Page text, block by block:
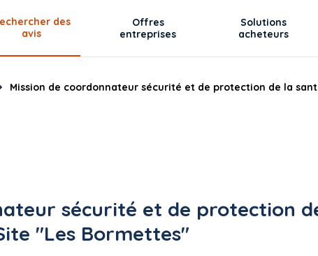
des
avis
Offres
entreprises
Solutions
acheteurs
Mission de coordonnateur sécurité et de protection de la
sécurité et de protection
"Les Bormettes"